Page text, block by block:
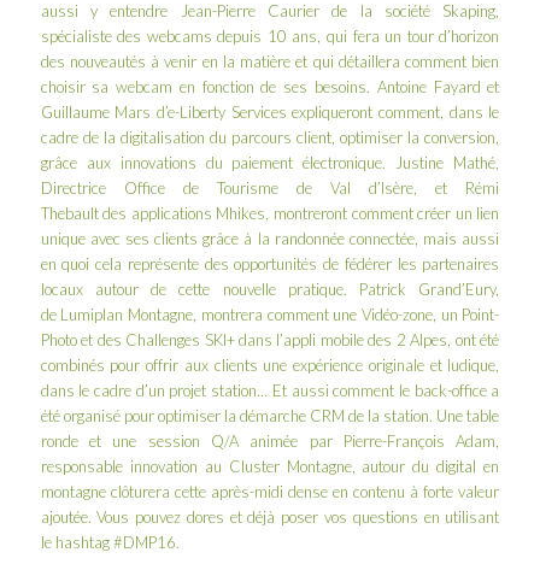
aussi y entendre
Jean-Pierre Caurier de la société Skaping
spécialiste des webcams depuis 10 ans, qui fera un tour d’horizon
des nouveautés à venir en la matière et qui détaillera comment bien
choisir sa webcam en fonction de ses besoins. Antoine Fayard et
Guillaume Mars d’e-Liberty Services expliqueront comment, dans le
cadre de la digitalisation du parcours client, optimiser la conversion,
grâce aux innovations du paiement électronique.
Justine Mathé
Directrice Office de Tourisme de Val d’Isère, et Rémi
Thebault des applications Mhikes , montreront comment créer un lien
unique avec ses clients grâce à la randonnée connectée, mais aussi
en quoi cela représente des opportunités de fédérer les partenaires
locaux autour de cette nouvelle pratique. Patrick Grand’Eury,
de Lumiplan Montagne , montrera comment une Vidéo-zone, un Point-
Photo et des Challenges SKI+ dans l’appli mobile des 2 Alpes , ont été
combinés pour offrir aux clients une expérience originale et ludique,
dans le cadre d’un projet station… Et aussi comment le back-office a
été organisé pour optimiser la démarche CRM de la station. Une table
ronde et une session Q/A animée par Pierre-François Adam
responsable innovation au Cluster Montagne, autour du digital en
montagne clôturera cette après-midi dense en contenu à forte valeur
ajoutée. Vous pouvez dores et déjà poser vos questions en utilisant
le hashtag #DMP16.